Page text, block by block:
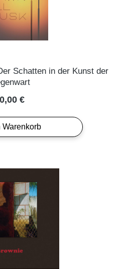
Schatten in der Kunst der
Preis:
€
Warenkorb